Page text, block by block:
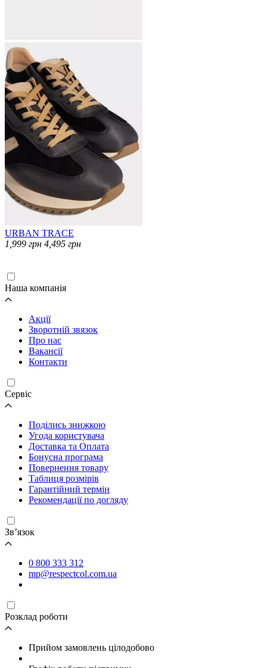
URBAN TRACE
1,999 грн 4,495 грн
Наша компанія
Акції
Зворотній звязок
Про нас
Вакансії
Контакти
Cервіс
Поділись знижкою
Угода користувача
Доставка та Оплата
Бонусна програма
Повернення товару
Таблиця розмірів
Гарантійний термін
Рекомендації по догляду
Зв’язок
0 800 333 312
mp@respectcol.com.ua
Розклад роботи
Прийом замовлень цілодобово